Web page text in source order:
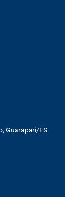
Guarapari/ES